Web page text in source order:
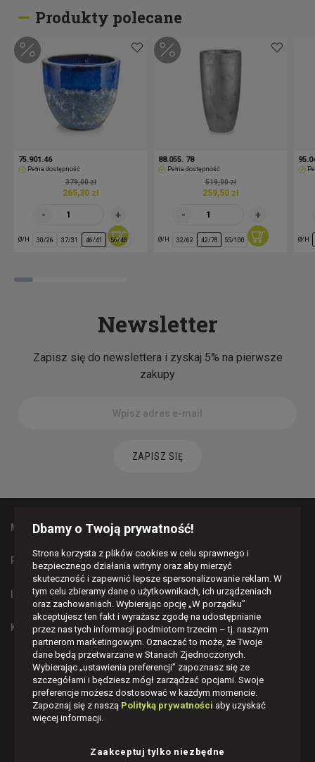
Produkty polecane
75.901.46
Pełna dostępność
379,00 zł
265,30 zł
Ø/H 30/26 37/31 46/41 56/48
88.055. 78
Pełna dostępność
519,00 zł
259,50 zł
Ø/H 32/62 42/78 55/100 Ø/H
Newsletter
Zapisz się do newslettera i zyskaj 5% na pierwsze
zakupy
ZAPISZ SIĘ
MAPA STRONY
PŁATNOŚCI I DOSTAWA
INFORMACJE
KONTAKT
BĄDŹMY W KONTAKCIE
   
Dbamy o Twoją prywatność!
Strona korzysta z plików cookies w celu sprawnego i
bezpiecznego działania witryny oraz aby mierzyć
skuteczność i zapewnić lepsze spersonalizowanie reklam. W
tym celu zbieramy dane o użytkownikach, ich urządzeniach
oraz zachowaniach. Wybierając opcję „W porządku”
akceptujesz ten fakt i wyrażasz zgodę na udostępnianie
przez nas tych informacji podmiotom trzecim – tj. naszym
partnerom marketingowym. Oznaczać to może, że Twoje
dane będą przetwarzane w Stanach Zjednoczonych.
Wybierając „ustawienia preferencji” zapoznasz się ze
szczegółami i będziesz mógł zarządzać opcjami. Swoje
preferencje możesz dostosować w każdym momencie.
Zapoznaj się z naszą Polityką prywatności aby uzyskać
więcej informacji.
Zaakceptuj tylko niezbędne